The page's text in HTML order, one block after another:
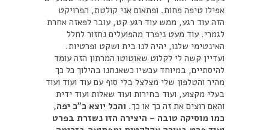
אפילו טיפה פחות. ופתאום אני קולטת, הפרויקט
הזה עוד רגע, ממש עוד רגע קט, עובר לפאזה אחרת
לגמרי. עוד מעט ניפרד מהפועלים נחזור לחלל
האינטימי שלנו, יהיה לנו בית ושקט ופרטיות.
ועדיין קשה לי לקלוט שאוטוטו המרתון הזה עומד
להיסתיים, במיוחד עכשיו כשאנחנו בהילוך כל כך
מהיר והטלפון שלי מצלצל בלי סוף עם עוד ועוד ועוד
בעלי מקצוע, ועוד בחירות ועוד שאלות ועוד ידית
והאם רוצים את זה כך או כך. והכל יוצא כ"כ יפה,
כמו מוסיקה טובה – היצירה הזו נשזרת בפרט